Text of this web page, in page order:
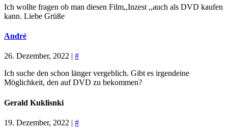
Ich wollte fragen ob man diesen Film,,Inzest ,,auch als DVD kaufen
kann. Liebe Grüße
André
26. Dezember, 2022 | #
Ich suche den schon länger vergeblich. Gibt es irgendeine
Möglichkeit, den auf DVD zu bekommen?
Gerald Kuklisnki
19. Dezember, 2022 | #